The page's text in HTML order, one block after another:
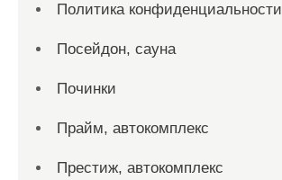
Политика конфиденциальности
Посейдон, сауна
Починки
Прайм, автокомплекс
Престиж, автокомплекс